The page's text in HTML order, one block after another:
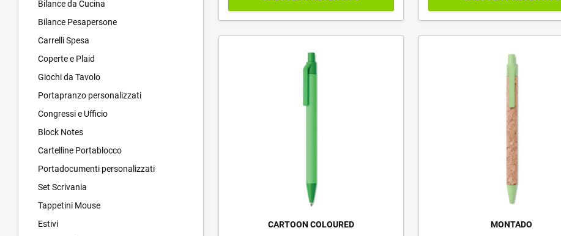
Bilance da Cucina
Bilance Pesapersone
Carrelli Spesa
Coperte e Plaid
Giochi da Tavolo
Portapranzo personalizzati
Congressi e Ufficio
Block Notes
Cartelline Portablocco
Portadocumenti personalizzati
Set Scrivania
Tappetini Mouse
Estivi
CARTOON COLOURED MONTADO